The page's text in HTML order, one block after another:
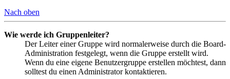
Nach oben
Wie werde ich Gruppenleiter?
Der Leiter einer Gruppe wird normalerweise durch die Board-
Administration festgelegt, wenn die Gruppe erstellt wird.
Wenn du eine eigene Benutzergruppe erstellen möchtest, dann
solltest du einen Administrator kontaktieren.